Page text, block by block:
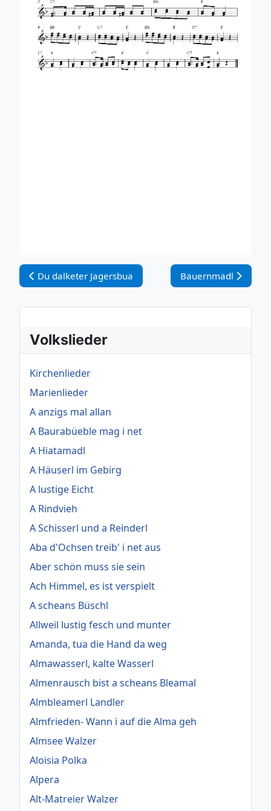
Vorheriger Beitrag: Du dalketer Jagersbua
Du dalketer Jagersbua Nächster Beitrag:
Bauernmadl
Volkslieder
Kirchenlieder
Marienlieder
A anzigs mal allan
A Baurabüeble mag i net
A Hiatamadl
A Häuserl im Gebirg
A lustige Eicht
A Rindvieh
A Schisserl und a Reinderl
Aba d'Ochsen treib' i net aus
Aber schön muss sie sein
Ach Himmel, es ist verspielt
A scheans Büschl
Allweil lustig fesch und munter
Amanda, tua die Hand da weg
Almawasserl, kalte Wasserl
Almenrausch bist a scheans Bleamal
Almbleamerl Landler
Almfrieden- Wann i auf die Alma geh
Almsee Walzer
Aloisia Polka
Alpera
Alt-Matreier Walzer